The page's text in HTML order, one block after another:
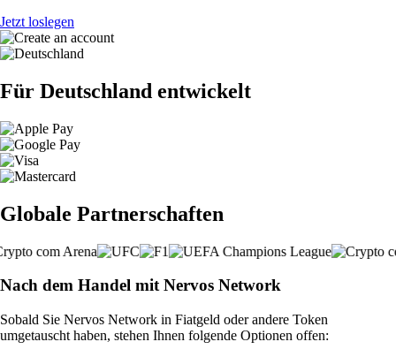
Jetzt loslegen
Für Deutschland entwickelt
Globale Partnerschaften
Nach dem Handel mit Nervos Network
Sobald Sie Nervos Network in Fiatgeld oder andere Token
umgetauscht haben, stehen Ihnen folgende Optionen offen: